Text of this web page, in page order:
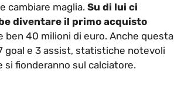
cambiare maglia.Su di lui ci
diventare il primo acquisto
ben 40 milioni di euro. Anche questa
e 3 assist, statistiche notevoli
si fionderanno sul calciatore.